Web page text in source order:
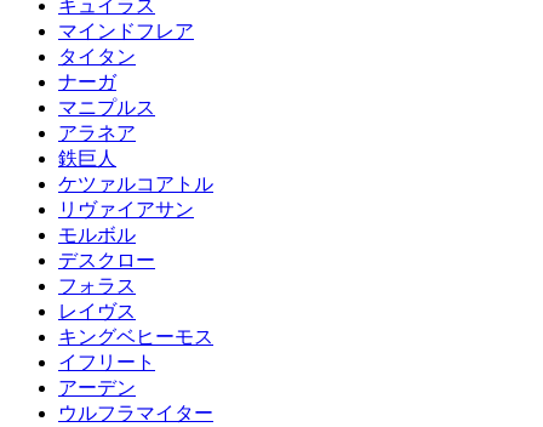
キュイラス
マインドフレア
タイタン
ナーガ
マニプルス
アラネア
鉄巨人
ケツァルコアトル
リヴァイアサン
モルボル
デスクロー
フォラス
レイヴス
キングベヒーモス
イフリート
アーデン
ウルフラマイター